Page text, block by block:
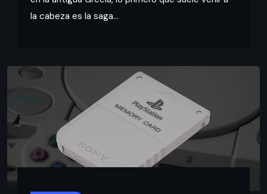
la cabeza es la saga...